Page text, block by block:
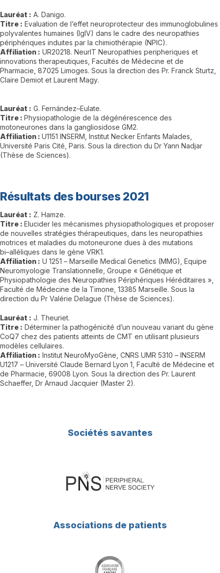
Lauréat : A. Danigo.
Titre : Evaluation de l’effet neuroprotecteur des immunoglobulines
polyvalentes humaines (IgIV) dans le cadre des neuropathies
périphériques induites par la chimiothérapie (NPIC).
Affiliation : UR20218. NeurIT Neuropathies peripheriques et
innovationstherapeutiques, Facultés de Médecine et de
Pharmacie, 87025 Limoges. Sous la direction des Pr. Franck Sturtz,
Claire Demiot et Laurent Magy.
Lauréat : G. Fernández–Eulate.
Titre : Physiopathologie de la dégénérescence des
motoneurones dans la gangliosidose GM2.
Affiliation : U1151 INSERM, Institut Necker Enfants Malades,
Université Paris Cité, Paris. Sous la direction du Dr Yann Nadjar
(Thèse de Sciences).
Résultats des bourses 2021
Lauréat : Z. Hamze.
Titre : Elucider les mécanismes physiopathologiques et proposer
de nouvelles stratégies thérapeutiques, dans les neuropathies
motrices et maladies du motoneurone dues à des mutations
bi–alléliques dans le gène VRK1.
Affiliation : U 1251 – Marseille Medical Genetics (MMG), Equipe
Neuromyologie Translationnelle, Groupe « Génétique et
Physiopathologie des Neuropathies Périphériques Héréditaires »,
Faculté de Médecine de la Timone, 13385 Marseille. Sous la
direction du Pr Valérie Delague (Thèse de Sciences).
Lauréat : J. Theuriet.
Titre : Déterminer la pathogénicité d’un nouveau variant du gène
CoQ7 chez des patients atteints de CMT en utilisant plusieurs
modèles cellulaires.
Affiliation : Institut NeuroMyoGène, CNRS UMR 5310 – INSERM
U1217 – Université Claude Bernard Lyon 1, Faculté de Médecine et
de Pharmacie, 69008 Lyon. Sous la direction des Pr. Laurent
Schaeffer, Dr Arnaud Jacquier (Master 2).
Sociétés savantes
Associations de patients